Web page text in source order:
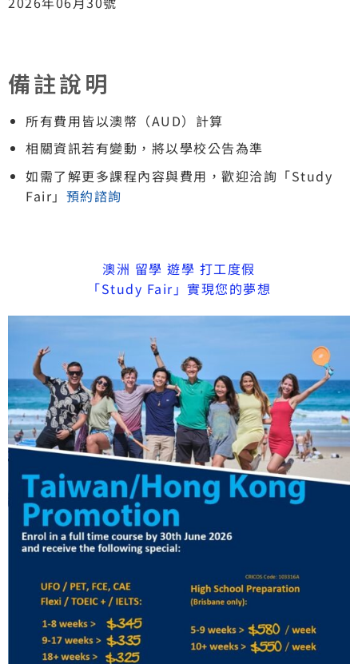
備註說明
所有費用皆以澳幣（AUD）計算
相關資訊若有變動，將以學校公告為準
如需了解更多課程內容與費用，歡迎洽詢「Study
Fair」 預約諮詢
澳洲 留學 遊學 打工度假
「Study Fair」實現您的夢想